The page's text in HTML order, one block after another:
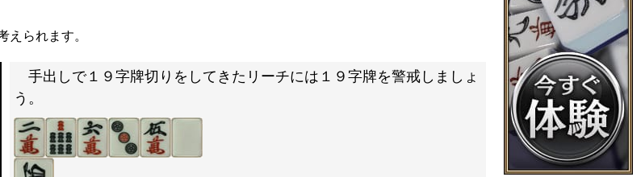
えられます。
手出しで１９字牌切りをしてきたリーチには１９字牌を警戒しましょ
う。